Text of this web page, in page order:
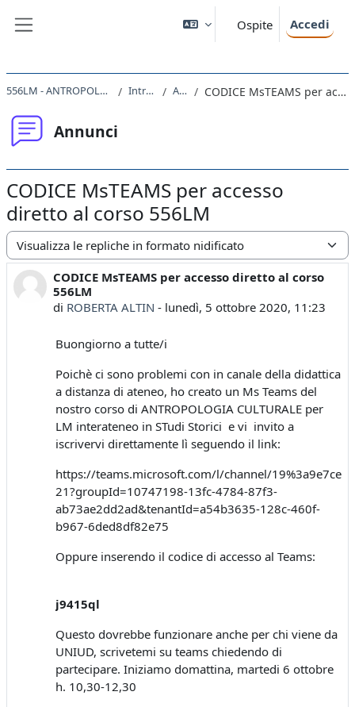
Ospite Accedi
556LM - ANTROPOLOGIA CULTURALE 2020 Introduzione Annunci CODICE MsTEAMS per accesso diretto al corso 556LM
Annunci
CODICE MsTEAMS per accesso
diretto al corso 556LM
Modalità visualizzazione
CODICE MsTEAMS per accesso diretto al corso
556LM
di ROBERTA ALTIN - lunedì, 5 ottobre 2020, 11:23
Numero di risposte: 0
Buongiorno a tutte/i
Poichè ci sono problemi con in canale della didattica
a distanza di ateneo, ho creato un Ms Teams del
nostro corso di ANTROPOLOGIA CULTURALE per
LM interateneo in STudi Storici e vi invito a
iscrivervi direttamente lì seguendo il link:
https://teams.microsoft.com/l/channel/
21?groupId=10747198-13fc-4784-87f3-
ab73ae2dd2ad&tenantId=a54b3635-128c-460f-
b967-6ded8df82e75
Oppure inserendo il codice di accesso al Teams:
j9415ql
Questo dovrebbe funzionare anche per chi viene da
UNIUD, scrivetemi su teams chiedendo di
partecipare. Iniziamo domattina, martedi 6 ottobre
h. 10,30-12,30